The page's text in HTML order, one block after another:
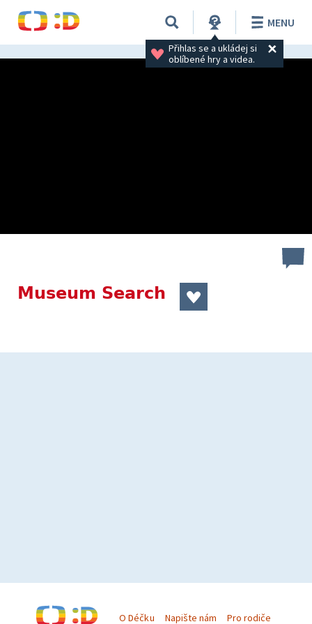
Přihlas se a ukládej si
oblíbené hry a videa.
MENU
Museum Search
O Déčku Napište nám Pro rodiče